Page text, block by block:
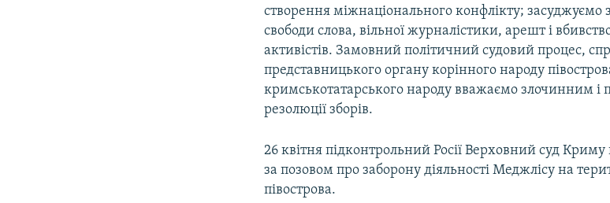
створення міжнаціонального конфлікту; засуджуємо
свободи слова, вільної журналістики, арешт і
активістів. Замовний політичний судовий процес,
представницького органу корінного народу
кримськотатарського народу вважаємо злочинним і
резолюції зборів.
26 квітня підконтрольний Росії Верховний суд
за позовом про заборону діяльності Меджлісу на
півострова.